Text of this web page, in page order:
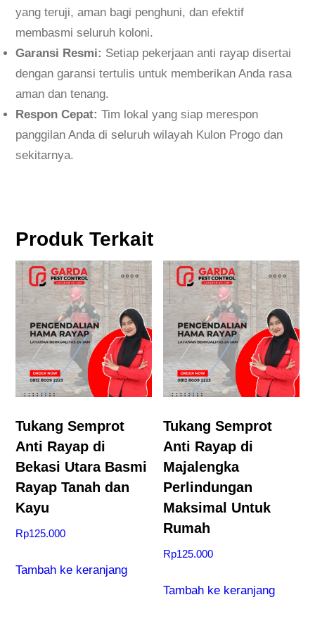
e
n
P
y
D
r
i
R
a
y
a
yang teruji, aman bagi penghuni, dan efektif
membasmi seluruh koloni.
Garansi Resmi: Setiap pekerjaan anti rayap disertai
dengan garansi tertulis untuk memberikan Anda rasa
aman dan tenang.
Respon Cepat: Tim lokal yang siap merespon
panggilan Anda di seluruh wilayah Kulon Progo dan
sekitarnya.
Produk Terkait
Tukang Semprot
Anti Rayap di
Bekasi Utara Basmi
Rayap Tanah dan
Kayu
Rp125.000
Tambah ke keranjang
Tukang Semprot
Anti Rayap di
Majalengka
Perlindungan
Maksimal Untuk
Rumah
Rp125.000
Tambah ke keranjang